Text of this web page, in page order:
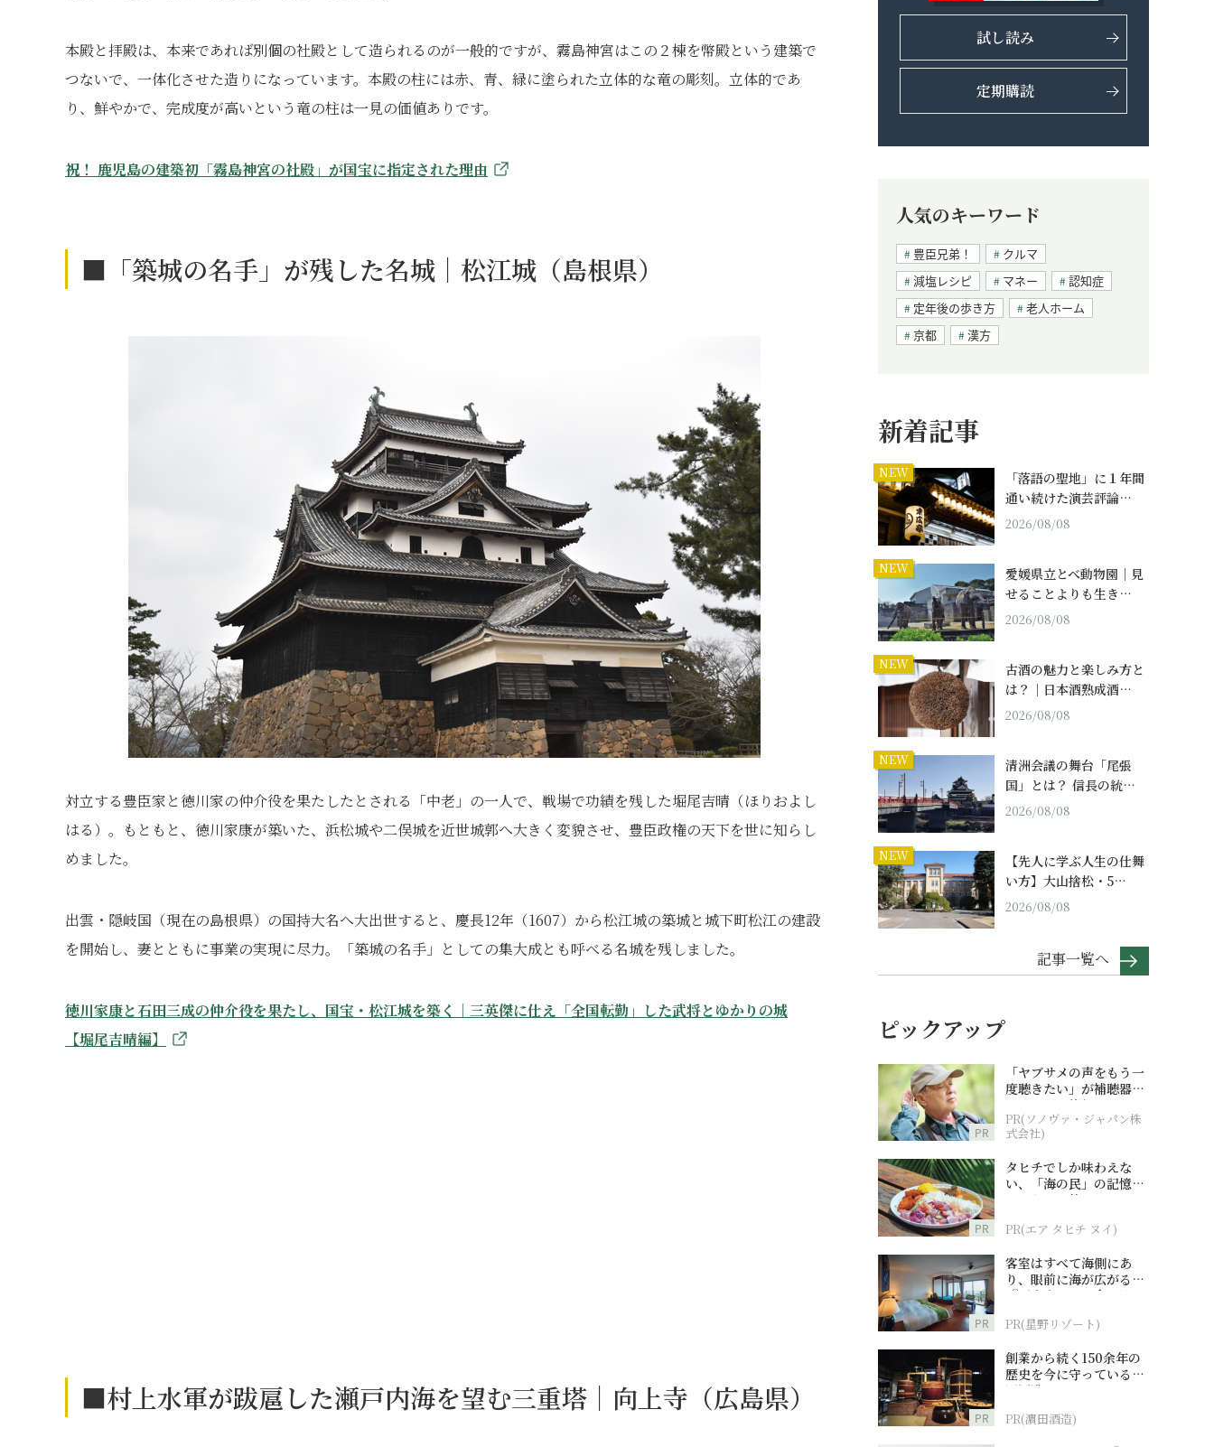
本殿と拝殿は、本来であれば別個の社殿として造られるのが一般的ですが、霧島神宮はこの２棟を幣殿という建築で
つないで、一体化させた造りになっています。本殿の柱には赤、青、緑に塗られた立体的な竜の彫刻。立体的であ
り、鮮やかで、完成度が高いという竜の柱は一見の価値ありです。
祝！ 鹿児島の建築初「霧島神宮の社殿」が国宝に指定された理由
■「築城の名手」が残した名城｜松江城（島根県）
対立する豊臣家と徳川家の仲介役を果たしたとされる「中老」の一人で、戦場で功績を残した堀尾吉晴（ほりおよし
はる）。もともと、徳川家康が築いた、浜松城や二俣城を近世城郭へ大きく変貌させ、豊臣政権の天下を世に知らし
めました。
出雲・隠岐国（現在の島根県）の国持大名へ大出世すると、慶長12年（1607）から松江城の築城と城下町松江の建設
を開始し、妻とともに事業の実現に尽力。「築城の名手」としての集大成とも呼べる名城を残しました。
徳川家康と石田三成の仲介役を果たし、国宝・松江城を築く｜三英傑に仕え「全国転勤」した武将とゆかりの城
【堀尾吉晴編】
■村上水軍が跋扈した瀬戸内海を望む三重塔｜向上寺（広島県）
試し読み
定期購読
人気のキーワード
豊臣兄弟！
クルマ
減塩レシピ
マネー
認知症
定年後の歩き方
老人ホーム
京都
漢方
新着記事
NEW
「落語の聖地」に１年間
通い続けた演芸評論…
2026/08/08
NEW
愛媛県立とべ動物園｜見
せることよりも生き…
2026/08/08
NEW
古酒の魅力と楽しみ方と
は？｜日本酒熟成酒…
2026/08/08
NEW
清洲会議の舞台「尾張
国」とは？ 信長の統…
2026/08/08
NEW
【先人に学ぶ人生の仕舞
い方】大山捨松・5…
2026/08/08
記事一覧へ
ピックアップ
PR
「ヤブサメの声をもう一
度聴きたい」が補聴器チ
ャレンジの後押しに
PR(ソノヴァ・ジャパン株
式会社)
PR
タヒチでしか味わえな
い、「海の民」の記憶へ
とつながる旅
PR(エア タヒチ ヌイ)
PR
客室はすべて海側にあ
り、眼前に海が広がる
『西表島ホテル by 星野
PR(星野リゾート)
PR
創業から続く150余年の
歴史を今に守っている濵
田酒造
PR(濵田酒造)